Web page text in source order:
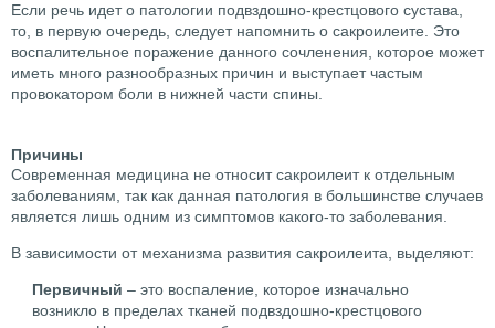
Если речь идет о патологии подвздошно-крестцового сустава,
то, в первую очередь, следует напомнить о сакроилеите. Это
воспалительное поражение данного сочленения, которое может
иметь много разнообразных причин и выступает частым
провокатором боли в нижней части спины.
Причины
Современная медицина не относит сакроилеит к отдельным
заболеваниям, так как данная патология в большинстве случаев
является лишь одним из симптомов какого-то заболевания.
В зависимости от механизма развития сакроилеита, выделяют:
Первичный – это воспаление, которое изначально
возникло в пределах тканей подвздошно-крестцового